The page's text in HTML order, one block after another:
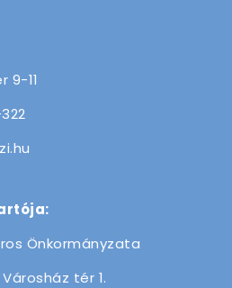
9-11
Önkormányzata
tér 1.